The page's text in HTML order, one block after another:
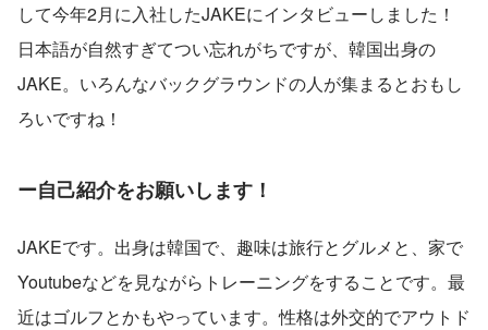
して今年2月に入社したJAKEにインタビューしました！
日本語が自然すぎてつい忘れがちですが、韓国出身の
JAKE。いろんなバックグラウンドの人が集まるとおもし
ろいですね！
ー自己紹介をお願いします！
JAKEです。出身は韓国で、趣味は旅行とグルメと、家で
Youtubeなどを見ながらトレーニングをすることです。最
近はゴルフとかもやっています。性格は外交的でアウトド